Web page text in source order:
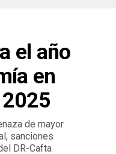
el año
en
de mayor
sanciones
DR-Cafta